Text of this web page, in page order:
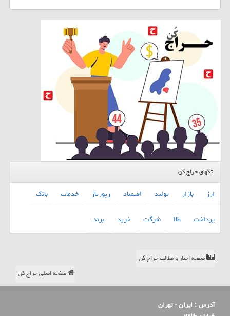
تگهای حراج کن
ارز بازار تولید اقتصاد رپورتاژ خدمات
بانك
پرداخت
طلا شركت خرید برند
صفحه اخبار و مطالب حراج کن
صفحه اصلی حراج کن
آدرس : ایران - تهران